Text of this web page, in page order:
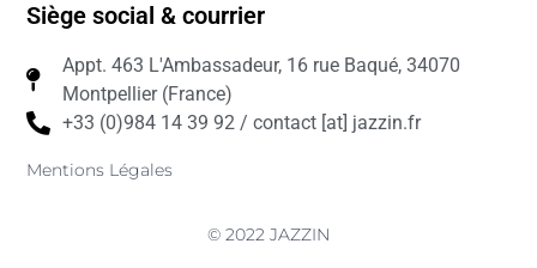
Siège social & courrier
Appt. 463 L'Ambassadeur, 16 rue Baqué, 34070
Montpellier (France)
+33 (0)984 14 39 92 / contact [at] jazzin.fr
Mentions Légales
© 2022 JAZZIN